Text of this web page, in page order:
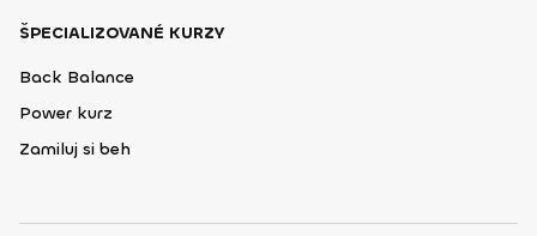
ŠPECIALIZOVANÉ KURZY
Back Balance
Power kurz
Zamiluj si beh